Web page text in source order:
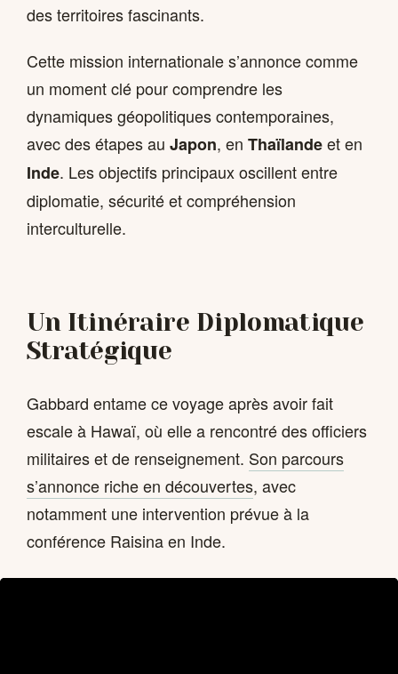
des territoires fascinants.
Cette mission internationale s’annonce comme
un moment clé pour comprendre les
dynamiques géopolitiques contemporaines,
avec des étapes au Japon, en Thaïlandeet en
Inde. Les objectifs principaux oscillent entre
diplomatie, sécurité et compréhension
interculturelle.
Un Itinéraire Diplomatique
Stratégique
Gabbard entame ce voyage après avoir fait
escale à Hawaï, où elle a rencontré des officiers
militaires et de renseignement. Son parcours
s’annonce riche en découvertes, avec
notamment une intervention prévue à la
conférence Raisina en Inde.